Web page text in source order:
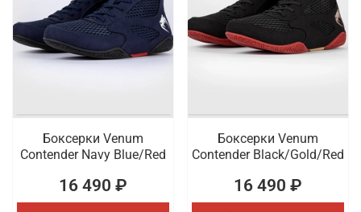
Боксерки Venum
Contender Navy Blue/Red
16 490 ₽
Боксерки Venum
Contender Black/Gold/Red
16 490 ₽